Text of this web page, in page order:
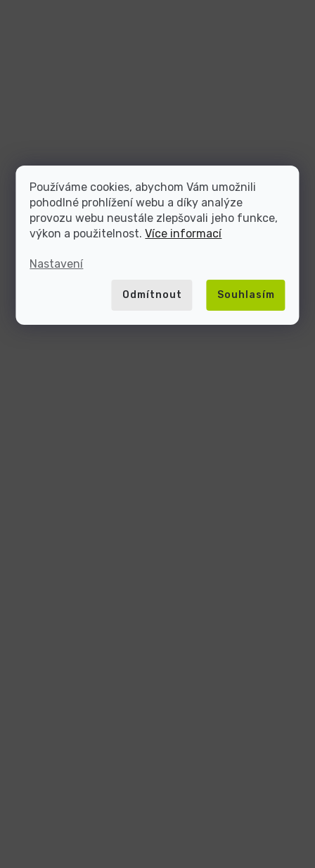
Používáme cookies, abychom Vám umožnili
pohodlné prohlížení webu a díky analýze
provozu webu neustále zlepšovali jeho funkce,
výkon a použitelnost.Více informací
Nastavení
Odmítnout Souhlasím